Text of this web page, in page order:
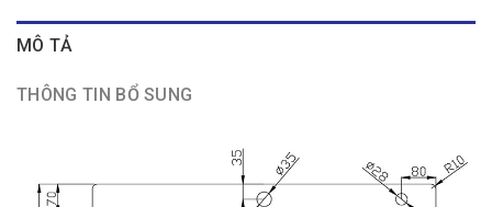
MÔ TẢ
THÔNG TIN BỔ SUNG